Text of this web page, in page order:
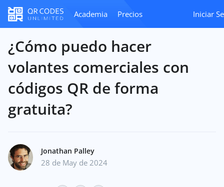
Academia Precios Iniciar
¿Cómo puedo hacer
volantes comerciales con
códigos QR de forma
gratuita?
Jonathan Palley
28 de May de 2024